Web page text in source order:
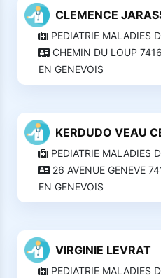
CLEMENCE
PEDIATRIE MALADIES
CHEMIN DU LOUP
EN GENEVOIS
KERDUDO VEAU
PEDIATRIE MALADIES
26 AVENUE GENEVE
EN GENEVOIS
VIRGINIE LEVRAT
PEDIATRIE MALADIES